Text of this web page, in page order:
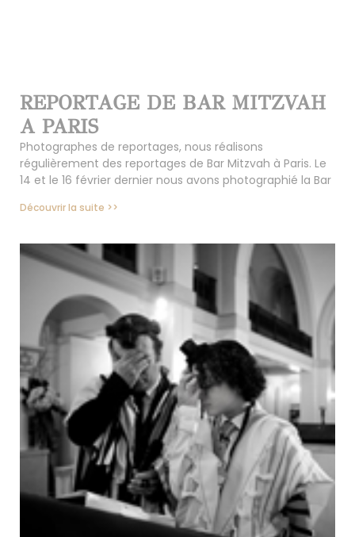
REPORTAGE DE BAR MITZVAH
A PARIS
Photographes de reportages, nous réalisons
régulièrement des reportages de Bar Mitzvah à Paris. Le
14 et le 16 février dernier nous avons photographié la Bar
Découvrir la suite >>